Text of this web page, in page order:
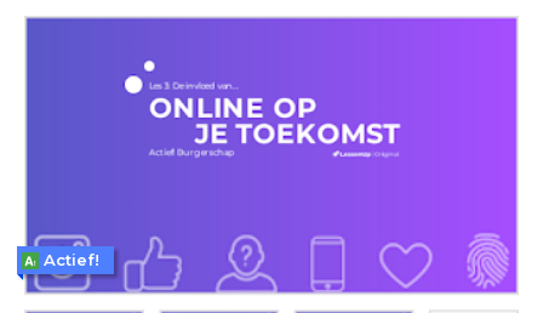
Actief!